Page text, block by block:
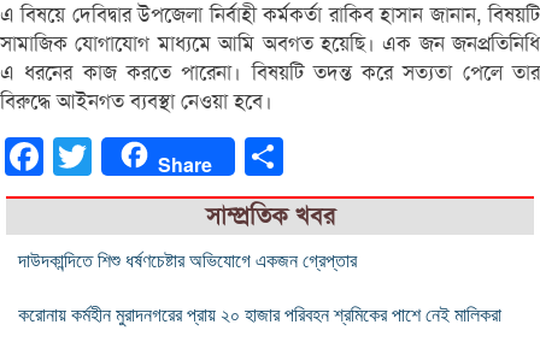
এ বিষয়ে দেবিদ্বার উপজেলা নির্বাহী কর্মকর্তা রাকিব হাসান জানান, বিষয়টি
সামাজিক যোগাযোগ মাধ্যমে আমি অবগত হয়েছি। এক জন জনপ্রতিনিধি
এ ধরনের কাজ করতে পারেনা। বিষয়টি তদন্ত করে সত্যতা পেলে তার
বিরুদ্ধে আইনগত ব্যবস্থা নেওয়া হবে।
FacebookTwitter Share
সাম্প্রতিক খবর
দাউদকান্দিতে শিশু ধর্ষণচেষ্টার অভিযোগে একজন গ্রেপ্তার
করোনায় কর্মহীন মুরাদনগরের প্রায় ২০ হাজার পরিবহন শ্রমিকের পাশে নেই মালিকরা